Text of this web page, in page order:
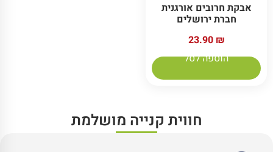
אבקת חרובים אורגנית
חברת ירושלים
23.90 ₪
הוספה לסל
חווית קנייה מושלמת